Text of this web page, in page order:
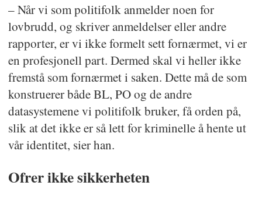
– Når vi som politifolk anmelder noen for
lovbrudd, og skriver anmeldelser eller andre
rapporter, er vi ikke formelt sett fornærmet, vi er
en profesjonell part. Dermed skal vi heller ikke
fremstå som fornærmet i saken. Dette må de som
konstruerer både BL, PO og de andre
datasystemene vi politifolk bruker, få orden på,
slik at det ikke er så lett for kriminelle å hente ut
vår identitet, sier han.
Ofrer ikke sikkerheten